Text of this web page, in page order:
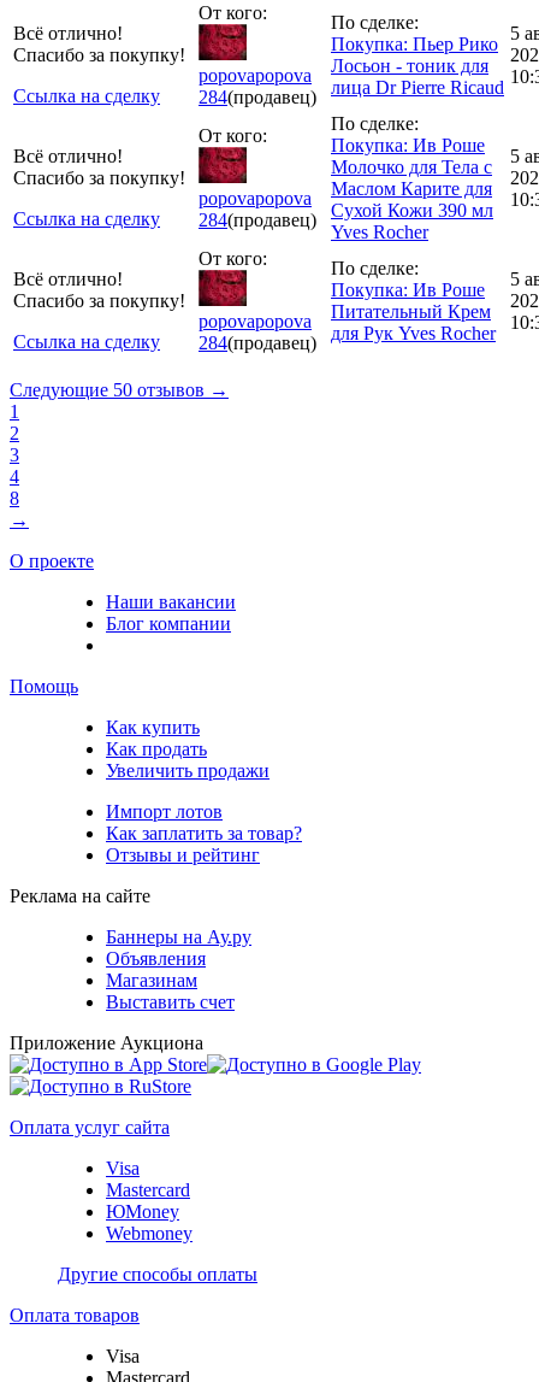
Всё отлично!
Спасибо за покупку!
Ссылка на сделку
От кого:
popovapopova
284(продавец)
По сделке:
Покупка: Пьер Рико
Лосьон - тоник для
лица Dr Pierre Ricaud
5
Всё отлично!
Спасибо за покупку!
Ссылка на сделку
От кого:
popovapopova
284(продавец)
По сделке:
Покупка: Ив Роше
Молочко для Тела с
Маслом Карите для
Сухой Кожи 390 мл
Yves Rocher
5
Всё отлично!
Спасибо за покупку!
Ссылка на сделку
От кого:
popovapopova
284(продавец)
По сделке:
Покупка: Ив Роше
Питательный Крем
для Рук Yves Rocher
5
Следующие 50 отзывов →
1
2
3
4
8
→
О проекте
Наши вакансии
Блог компании
Помощь
Как купить
Как продать
Увеличить продажи
Импорт лотов
Как заплатить за товар?
Отзывы и рейтинг
Реклама на сайте
Баннеры на Ау.ру
Объявления
Магазинам
Выставить счет
Приложение Аукциона
Оплата услуг сайта
Visa
Mastercard
ЮMoney
Webmoney
Другие способы оплаты
Оплата товаров
Visa
Mastercard